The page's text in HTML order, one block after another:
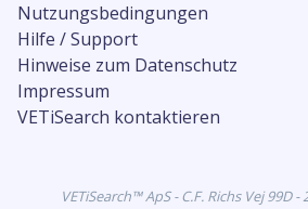
Nutzungsbedingungen
Hilfe / Support
Hinweise zum Datenschutz
Impressum
VETiSearch kontaktieren
VETiSearch™ ApS - C.F. Richs Vej 99D